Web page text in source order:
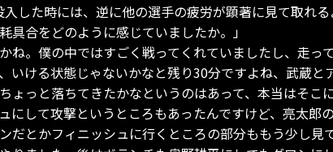
した時には、逆に他の選手の疲労が顕著に見て取れ
具合をどのように感じていましたか。」
ね。僕の中ではすごく戦ってくれていましたし、走っ
いける状態じゃないかなと残り30分ですよね、武蔵と
ょっと落ちてきたかなというのはあって、本当はそこ
にして攻撃というところもあったんですけど、亮太郎
だとかフィニッシュに行くところの部分ももう少し見